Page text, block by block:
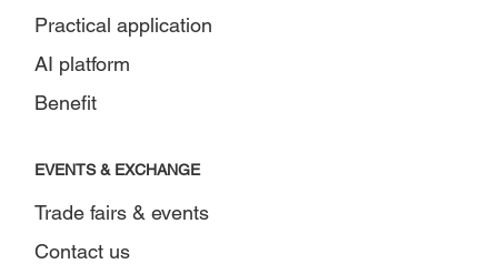
Benefit
Practical application
AI platform
EVENTS & EXCHANGE
Trade fairs & events
Contact us